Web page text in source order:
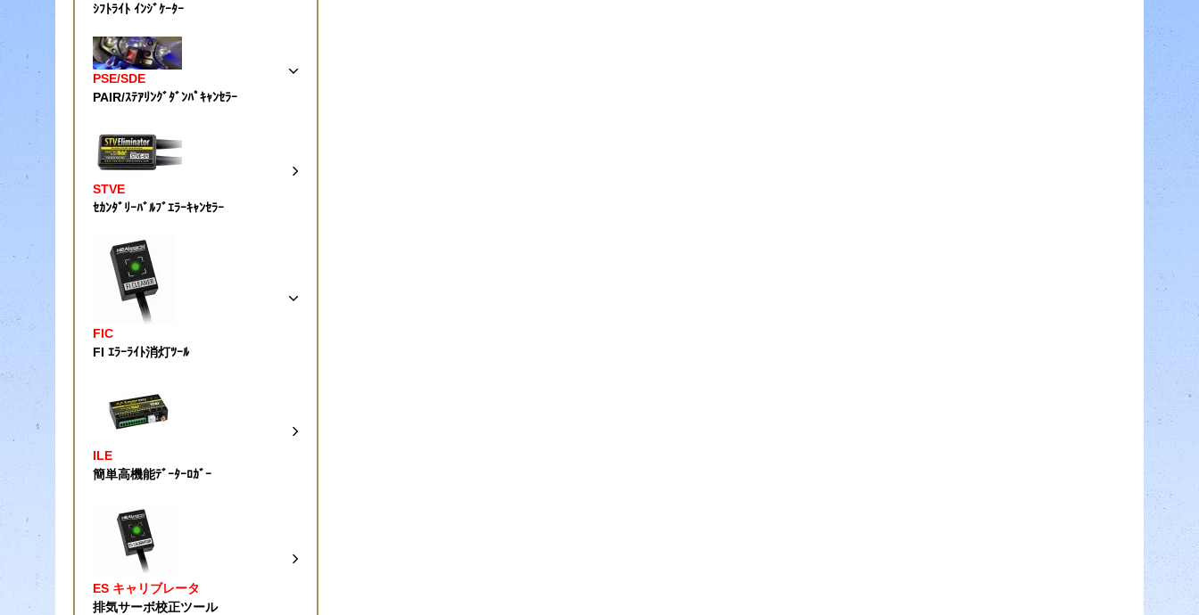
ｼﾌﾄﾗｲﾄ ｲﾝｼﾞｹｰﾀｰ
PSE/SDE
PAIR/ｽﾃｱﾘﾝｸﾞﾀﾞﾝﾊﾟｷｬﾝｾﾗｰ
STVE
ｾｶﾝﾀﾞﾘｰﾊﾞﾙﾌﾞｴﾗｰｷｬﾝｾﾗｰ
FIC
FI ｴﾗｰﾗｲﾄ消灯ﾂｰﾙ
ILE
簡単高機能ﾃﾞｰﾀｰﾛｶﾞｰ
ES キャリブレータ
排気サーボ校正ツール